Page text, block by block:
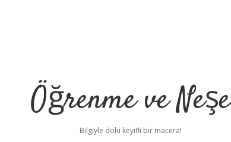
Öğrenme ve Neşe
Bilgiyle dolu keyifli bir macera!